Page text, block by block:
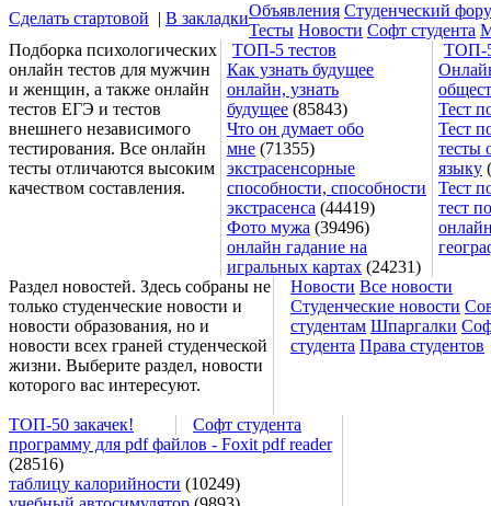
Сделать стартовой | В закладкиОбъявления Студенческий
Тесты Новости Софт студента
Подборка психологических
онлайн тестов для мужчин
и женщин, а также онлайн
тестов ЕГЭ и тестов
внешнего независимого
тестирования. Все онлайн
тесты отличаются высоким
качеством составления.
ТОП-5 тестов
ТОП-
Как узнать будущее
онлайн, узнать
будущее (85843)
Что он думает обо
мне (71355)
экстрасенсорные
способности, способности
экстрасенса (44419)
Фото мужа (39496)
онлайн гадание на
игральных картах (24231)
Тест
Тест
тесты
языку
Тест
тест
Раздел новостей. Здесь собраны не
только студенческие новости и
новости образования, но и
новости всех граней студенческой
жизни. Выберите раздел, новости
которого вас интересуют.
Новости Все новости
Студенческие новости
студентам Шпаргалки
студента Права студентов
ТОП-50 закачек!
Софт студента
программу для pdf файлов - Foxit pdf reader
(28516)
таблицу калорийности (10249)